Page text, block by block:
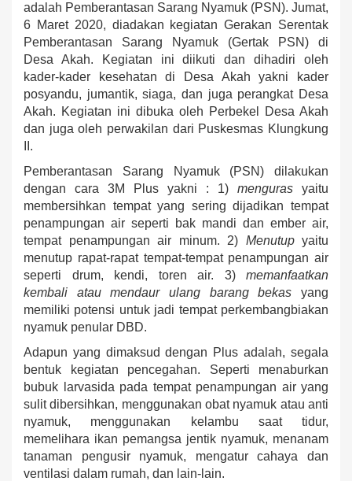
adalah Pemberantasan Sarang Nyamuk (PSN). Jumat,
6 Maret 2020, diadakan kegiatan Gerakan Serentak
Pemberantasan Sarang Nyamuk (Gertak PSN) di
Desa Akah. Kegiatan ini diikuti dan dihadiri oleh
kader-kader kesehatan di Desa Akah yakni kader
posyandu, jumantik, siaga, dan juga perangkat Desa
Akah. Kegiatan ini dibuka oleh Perbekel Desa Akah
dan juga oleh perwakilan dari Puskesmas Klungkung
II.
Pemberantasan Sarang Nyamuk (PSN) dilakukan
dengan cara 3M Plus yakni : 1) menguras yaitu
membersihkan tempat yang sering dijadikan tempat
penampungan air seperti bak mandi dan ember air,
tempat penampungan air minum. 2) Menutup yaitu
menutup rapat-rapat tempat-tempat penampungan air
seperti drum, kendi, toren air. 3) memanfaatkan
kembali atau mendaur ulang barang bekas yang
memiliki potensi untuk jadi tempat perkembangbiakan
nyamuk penular DBD.
Adapun yang dimaksud dengan Plus adalah, segala
bentuk kegiatan pencegahan. Seperti menaburkan
bubuk larvasida pada tempat penampungan air yang
sulit dibersihkan, menggunakan obat nyamuk atau anti
nyamuk, menggunakan kelambu saat tidur,
memelihara ikan pemangsa jentik nyamuk, menanam
tanaman pengusir nyamuk, mengatur cahaya dan
ventilasi dalam rumah, dan lain-lain.